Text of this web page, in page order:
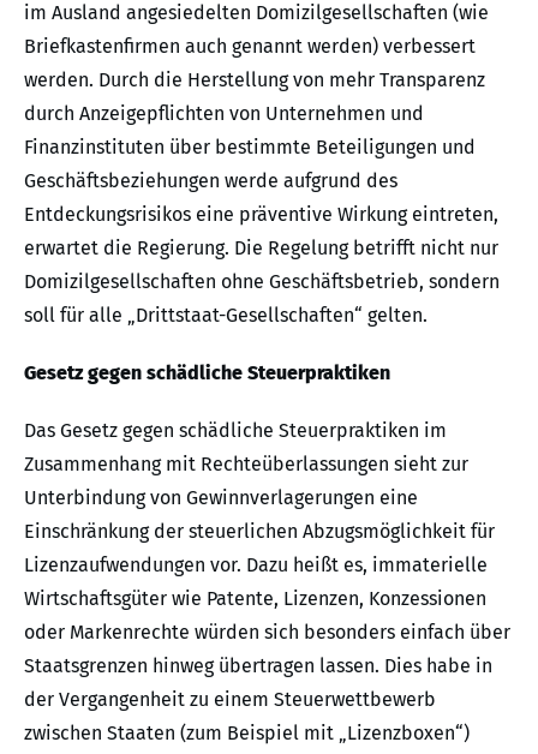
im Ausland angesiedelten Domizilgesellschaften (wie
Briefkastenfirmen auch genannt werden) verbessert
werden. Durch die Herstellung von mehr Transparenz
durch Anzeigepflichten von Unternehmen und
Finanzinstituten über bestimmte Beteiligungen und
Geschäftsbeziehungen werde aufgrund des
Entdeckungsrisikos eine präventive Wirkung eintreten,
erwartet die Regierung. Die Regelung betrifft nicht nur
Domizilgesellschaften ohne Geschäftsbetrieb, sondern
soll für alle „Drittstaat-Gesellschaften“ gelten.
Gesetz gegen schädliche Steuerpraktiken
Das Gesetz gegen schädliche Steuerpraktiken im
Zusammenhang mit Rechteüberlassungen sieht zur
Unterbindung von Gewinnverlagerungen eine
Einschränkung der steuerlichen Abzugsmöglichkeit für
Lizenzaufwendungen vor. Dazu heißt es, immaterielle
Wirtschaftsgüter wie Patente, Lizenzen, Konzessionen
oder Markenrechte würden sich besonders einfach über
Staatsgrenzen hinweg übertragen lassen. Dies habe in
der Vergangenheit zu einem Steuerwettbewerb
zwischen Staaten (zum Beispiel mit „Lizenzboxen“)